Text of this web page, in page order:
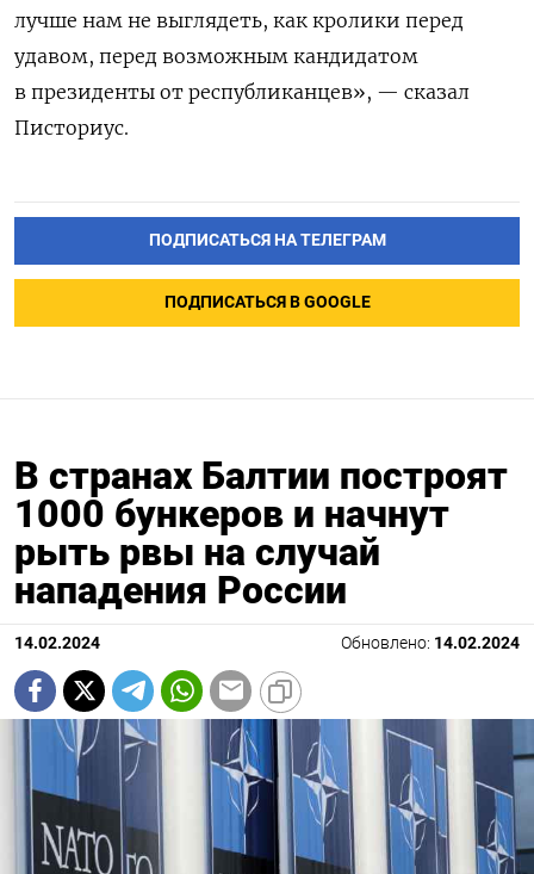
лучше нам не выглядеть, как кролики перед
удавом, перед возможным кандидатом
в президенты от республиканцев», — сказал
Писториус.
ПОДПИСАТЬСЯ НА ТЕЛЕГРАМ
ПОДПИСАТЬСЯ В GOOGLE
В странах Балтии построят
1000 бункеров и начнут
рыть рвы на случай
нападения России
14.02.2024 Обновлено: 14.02.2024